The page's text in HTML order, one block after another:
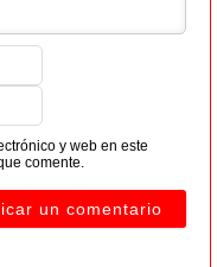
y web en este
comente.